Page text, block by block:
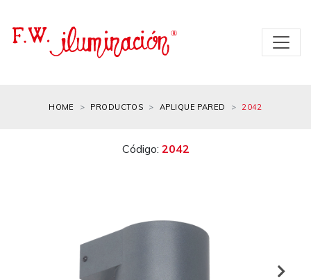
HOME PRODUCTOS APLIQUE PARED 2042
Código: 2042